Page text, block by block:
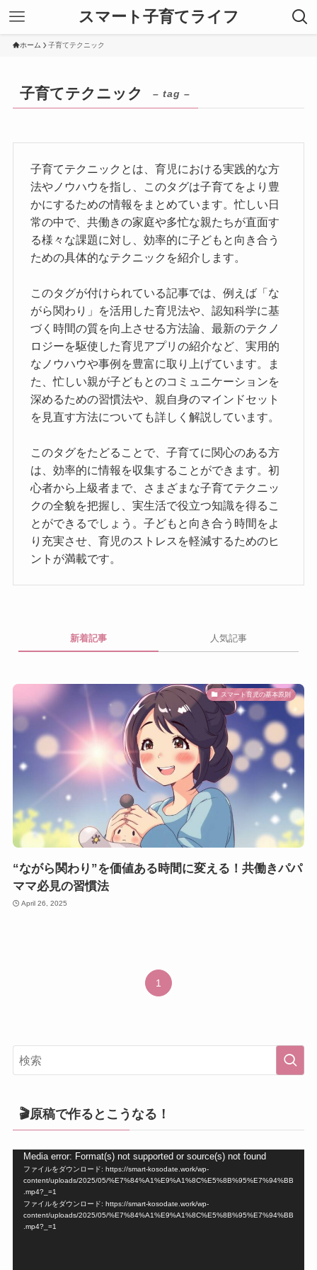
スマート子育てライフ
ホーム 子育てテクニック
子育てテクニック – tag –
子育てテクニックとは、育児における実践的な方
法やノウハウを指し、このタグは子育てをより豊
かにするための情報をまとめています。忙しい日
常の中で、共働きの家庭や多忙な親たちが直面す
る様々な課題に対し、効率的に子どもと向き合う
ための具体的なテクニックを紹介します。
このタグが付けられている記事では、例えば「な
がら関わり」を活用した育児法や、認知科学に基
づく時間の質を向上させる方法論、最新のテクノ
ロジーを駆使した育児アプリの紹介など、実用的
なノウハウや事例を豊富に取り上げています。ま
た、忙しい親が子どもとのコミュニケーションを
深めるための習慣法や、親自身のマインドセット
を見直す方法についても詳しく解説しています。
このタグをたどることで、子育てに関心のある方
は、効率的に情報を収集することができます。初
心者から上級者まで、さまざまな子育てテクニッ
クの全貌を把握し、実生活で役立つ知識を得るこ
とができるでしょう。子どもと向き合う時間をよ
り充実させ、育児のストレスを軽減するためのヒ
ントが満載です。
新着記事 人気記事
スマート育児の基本原則
“ながら関わり”を価値ある時間に変える！共働きパパ
ママ必見の習慣法
April 26, 2025
1
🎬原稿で作るとこうなる！
Media error: Format(s) not supported or source(s) not found
ファイルをダウンロード: https://smart-kosodate.work/wp-
content/uploads/2025/05/%E7%84%A1%E9%A1%8C%E5%8B%95%E7%94%BB
.mp4?_=1
ファイルをダウンロード: https://smart-kosodate.work/wp-
content/uploads/2025/05/%E7%84%A1%E9%A1%8C%E5%8B%95%E7%94%BB
.mp4?_=1